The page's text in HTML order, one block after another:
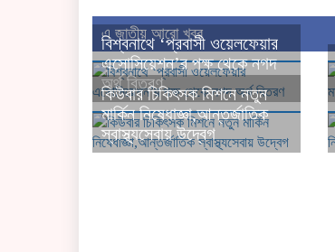
এ জাতীয় আরো খবর
বিশ্বনাথে ‘প্রবাসী ওয়েলফেয়ার
এসোসিয়েশন’র পক্ষ থেকে নগদ
অর্থ বিতরণ
কিউবার চিকিৎসক মিশনে নতুন
মার্কিন নিষেধাজ্ঞা,আন্তর্জাতিক
স্বাস্থ্যসেবায় উদ্বেগ